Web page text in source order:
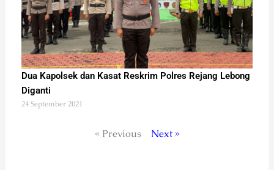
Dua Kapolsek dan Kasat Reskrim Polres Rejang Lebong
Diganti
24 September 2021
« Previous Next »